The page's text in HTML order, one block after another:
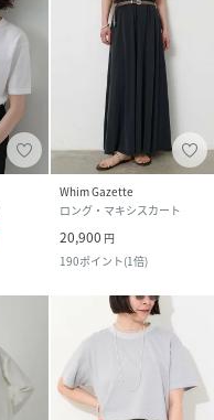
Whim Gazette
ロング・マキシスカート
20,900 円
190ポイント(1倍)